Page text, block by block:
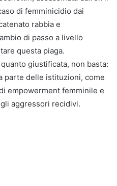
di femminicidio dai
rabbia e
di passo a livello
questa piaga.
giustificata, non basta:
parte delle istituzioni, come
empowerment femminile e
aggressori recidivi.